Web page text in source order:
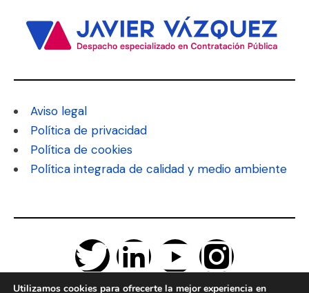
Aviso legal
Política de privacidad
Política de cookies
Política integrada de calidad y medio ambiente
Utilizamos cookies para ofrecerte la mejor experiencia en